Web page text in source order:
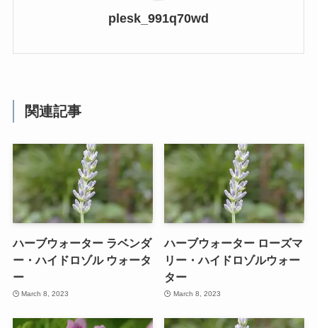
plesk_991q70wd
関連記事
ハーブウォーター ラベンダ
ー・ハイドロゾル ウォータ
ー
March 8, 2023
ハーブウォーター ローズマ
リー・ハイドロゾルウォー
ター
March 8, 2023